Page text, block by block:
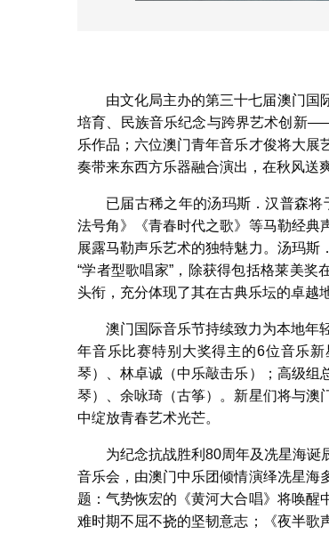
由文化局主办的第三十七届澳门国
培育、民族音乐纪念与跨界艺术创新
乐作品；六位澳门青年音乐才俊将大展
奏带来东西方乐器融合演出，在秋风送
已届古稀之年的汤玛斯．汉普森
法号角》《青春时代之歌》等马勒经典
展露马勒声乐艺术的独特魅力。汤玛斯
“学者型歌唱家”，除获得包括格莱美奖
头衔，充分体现了其在古典乐坛的卓越
澳门国际音乐节持续致力为本地年
年音乐比赛特别大奖得主的6位音乐
琴）、林卓诚（中乐敲击乐）；高级组
琴）、余咏琦（古筝）。新星们将与澳
中绽放青春艺术光芒。
为纪念抗战胜利80周年及冼星海
音乐会，由澳门中乐团倾情演绎冼星海
题：气势恢宏的《黄河大合唱》将唤醒
难时期不屈不挠的坚韧意志；《夜半歌